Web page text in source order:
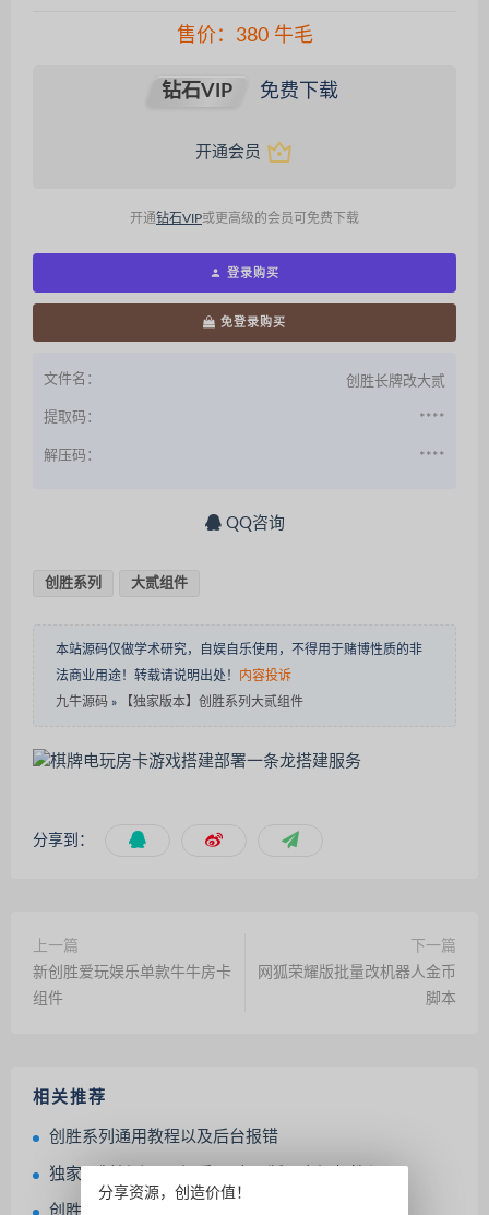
售价： 380牛毛
钻石VIP 免费下载
开通会员
开通钻石VIP或更高级的会员可免费下载
登录购买
免登录购买
文件名： 创胜长牌改大贰
提取码： ****
解压码： ****
QQ咨询
创胜系列 大贰组件
本站源码仅做学术研究，自娱自乐使用，不得用于赌博性质的非
法商业用途！转载请说明出处！
内容投诉
九牛源码 » 【独家版本】创胜系列大贰组件
分享到：
上一篇
新创胜爱玩娱乐单款牛牛房卡
组件
下一篇
网狐荣耀版批量改机器人金币
脚本
相关推荐
创胜系列通用教程以及后台报错
独家录制创胜星际娱乐H5电玩版语音视频教程
创胜系列17麻将-智力众娱全套完整运营组件
分享资源，创造价值！